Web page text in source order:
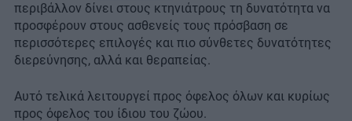
περιβάλλον δίνει στους κτηνιάτρους τη δυνατότητα να
προσφέρουν στους ασθενείς τους πρόσβαση σε
περισσότερες επιλογές και πιο σύνθετες δυνατότητες
διερεύνησης, αλλά και θεραπείας.
Αυτό τελικά λειτουργεί προς όφελος όλων και κυρίως
προς όφελος του ίδιου του ζώου.